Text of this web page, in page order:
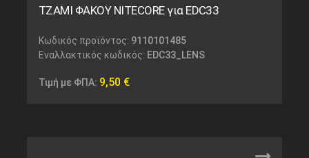
ΤΖΑΜΙ ΦΑΚΟΥ NITECORE για EDC33
Κωδικός προϊόντος: 9110101485
Εναλλακτικός κωδικός: EDC33_LENS
Τιμή με ΦΠΑ: 9,50 €